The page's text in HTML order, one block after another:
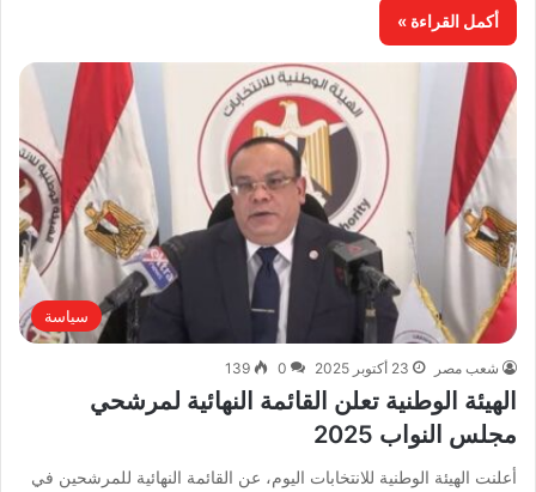
أكمل القراءة »
سياسة
شعب مصر 23 أكتوبر 2025 0
139
الهيئة الوطنية تعلن القائمة النهائية لمرشحي
مجلس النواب 2025
أعلنت الهيئة الوطنية للانتخابات اليوم، عن القائمة النهائية للمرشحين في